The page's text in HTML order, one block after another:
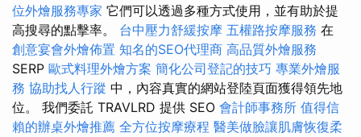
位外燴服務專家 它們可以透過多種方式使用，並有助於提
高搜尋的點擊率。 台中壓力舒緩按摩 五權路按摩服務 在
創意宴會外燴佈置 知名的SEO代理商 高品質外燴服務
SERP 歐式料理外燴方案 簡化公司登記的技巧 專業外燴服
務 協助找人行蹤 中，內容真實的網站登陸頁面獲得領先地
位。 我們委託 TRAVLRD 提供 SEO 會計師事務所 值得信
賴的辦桌外燴推薦 全方位按摩療程 醫美做臉讓肌膚恢復柔